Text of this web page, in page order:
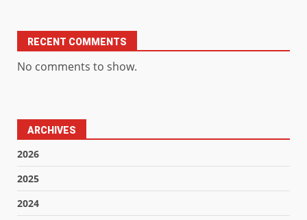
RECENT COMMENTS
No comments to show.
ARCHIVES
2026
2025
2024